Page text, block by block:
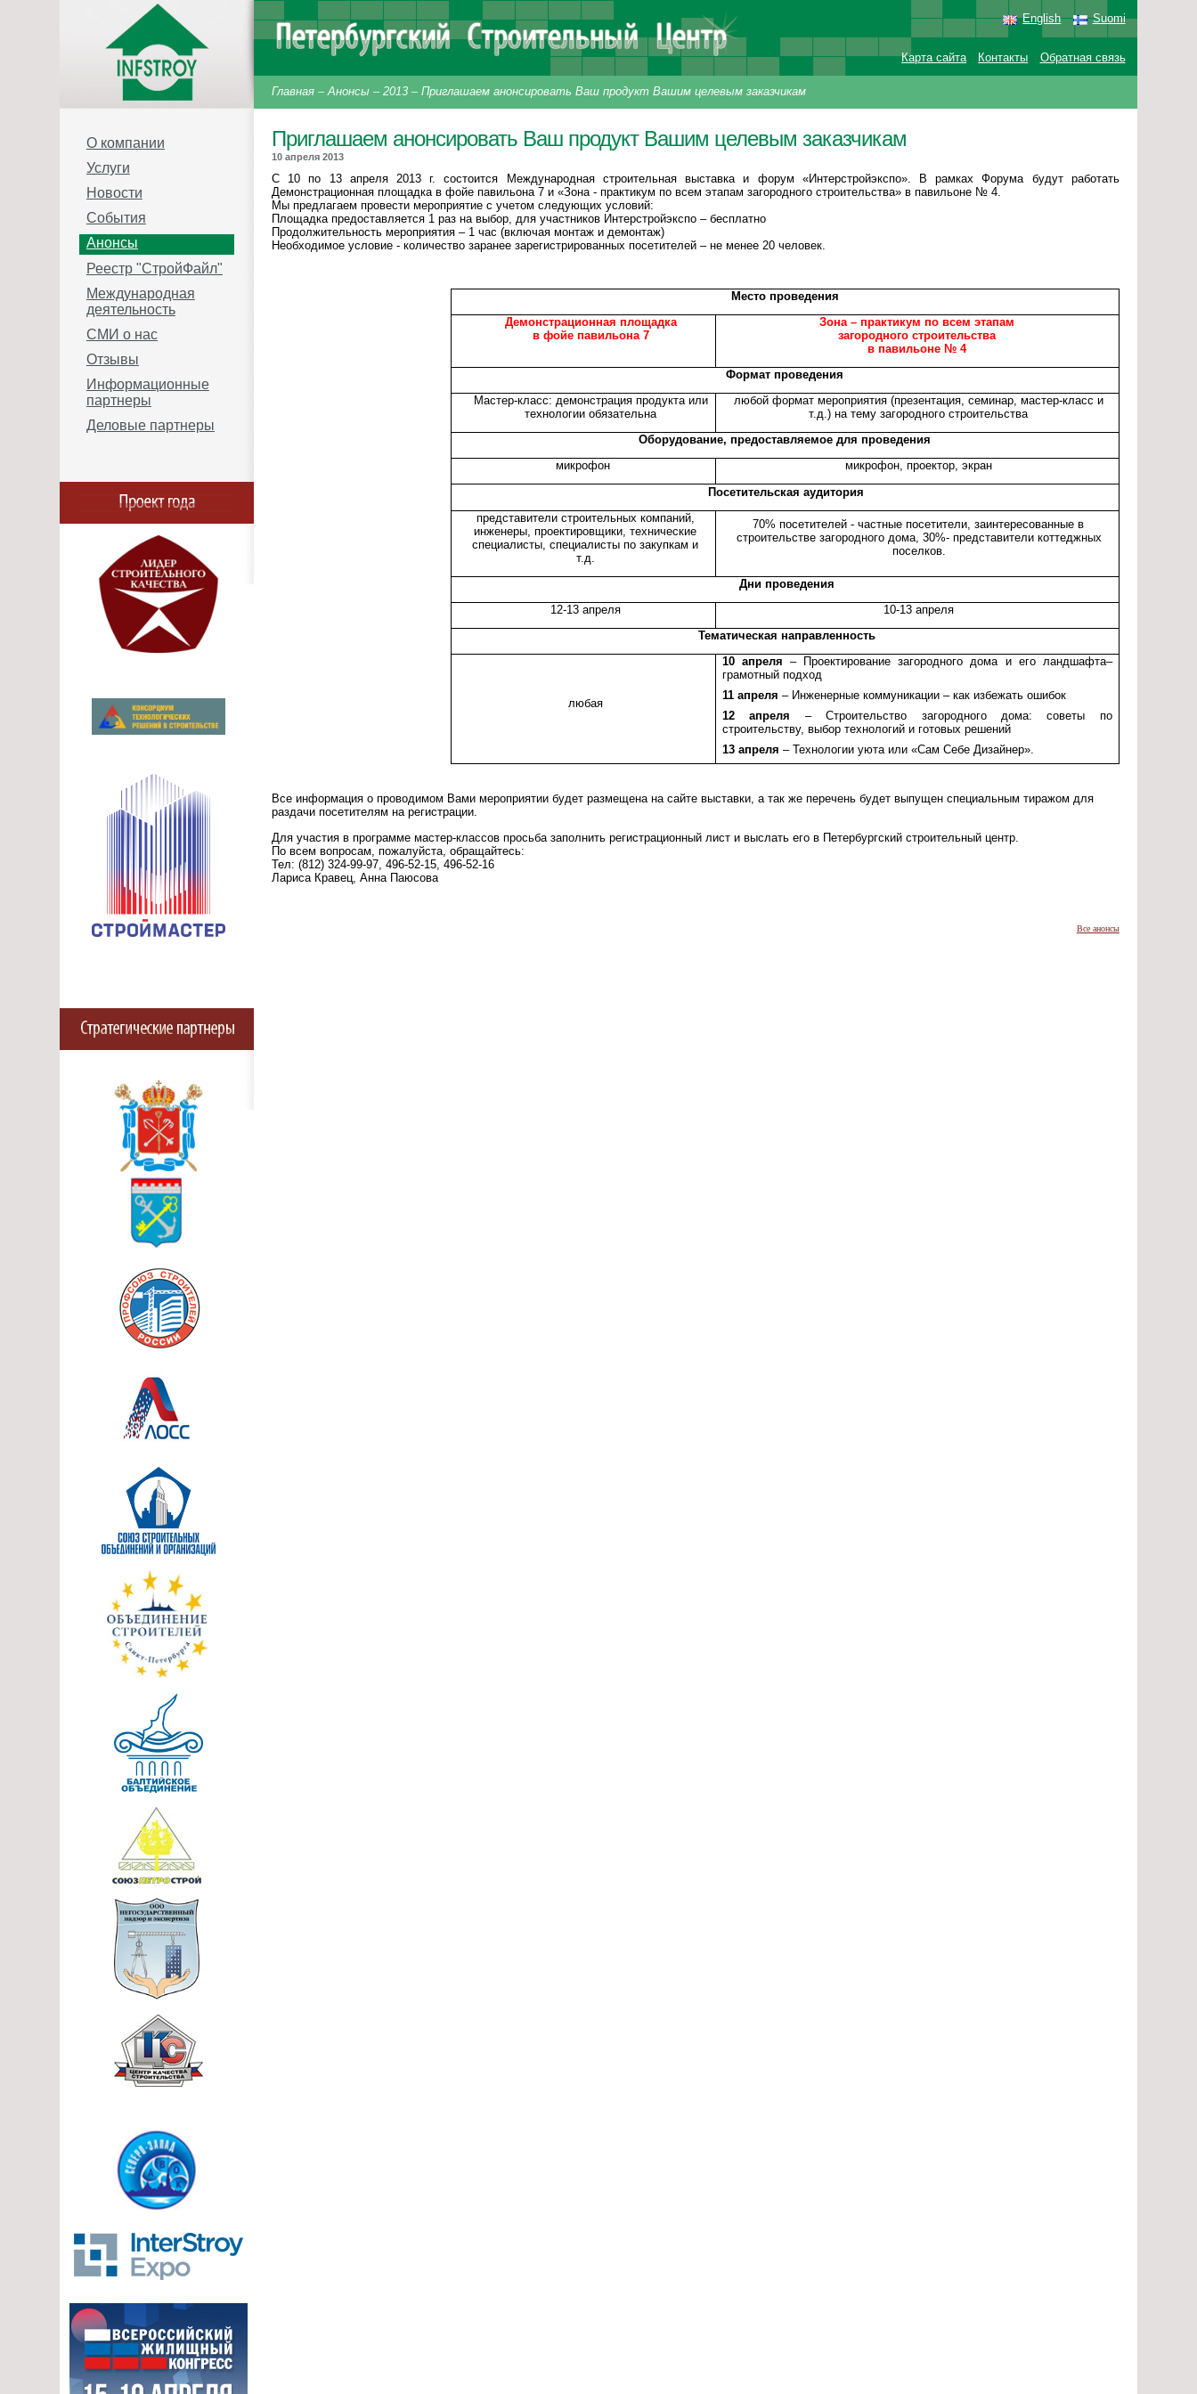
Приглашаем анонсировать Ваш продукт Вашим целевым заказчикам
10 апреля 2013
C 10 по 13 апреля 2013 г. состоится Международная строительная выставка и форум «Интерстройэкспо». В рамках Форума будут работать
Демонстрационная площадка в фойе павильона 7 и «Зона - практикум по всем этапам загородного строительства» в павильоне № 4.
Мы предлагаем провести мероприятие с учетом следующих условий:
Площадка предоставляется 1 раз на выбор, для участников Интерстройэкспо – бесплатно
Продолжительность мероприятия – 1 час (включая монтаж и демонтаж)
Необходимое условие - количество заранее зарегистрированных посетителей – не менее 20 человек.
Место проведения
Демонстрационная площадка
в фойе павильона 7
Зона – практикум по всем этапам
загородного строительства
в павильоне № 4
Формат проведения
Мастер-класс: демонстрация продукта или
технологии обязательна
любой формат мероприятия (презентация, семинар, мастер-класс и
т.д.) на тему загородного строительства
Оборудование, предоставляемое для проведения
микрофон
микрофон, проектор, экран
Посетительская аудитория
представители строительных компаний,
инженеры, проектировщики, технические
специалисты, специалисты по закупкам и
т.д.
70% посетителей - частные посетители, заинтересованные в
строительстве загородного дома, 30%- представители коттеджных
поселков.
Дни проведения
12-13 апреля
10-13 апреля
Тематическая направленность
любая
10 апреля – Проектирование загородного дома и его ландшафта–
грамотный подход
11 апреля – Инженерные коммуникации – как избежать ошибок
12 апреля – Строительство загородного дома: советы по
строительству, выбор технологий и готовых решений
13 апреля – Технологии уюта или «Сам Себе Дизайнер».
Все информация о проводимом Вами мероприятии будет размещена на сайте выставки, а так же перечень будет выпущен специальным тиражом для
раздачи посетителям на регистрации.
Для участия в программе мастер-классов просьба заполнить регистрационный лист и выслать его в Петербургский строительный центр.
По всем вопросам, пожалуйста, обращайтесь:
Тел: (812) 324-99-97, 496-52-15, 496-52-16
Лариса Кравец, Анна Паюсова
Все анонсы
Главная–Анонсы– 2013– Приглашаем анонсировать Ваш продукт Вашим целевым заказчикам
Карта сайта Контакты Обратная связь
English Suomi
О компании
Услуги
Новости
События
Анонсы
Реестр "СтройФайл"
Международная
деятельность
СМИ о нас
Отзывы
Информационные
партнеры
Деловые партнеры